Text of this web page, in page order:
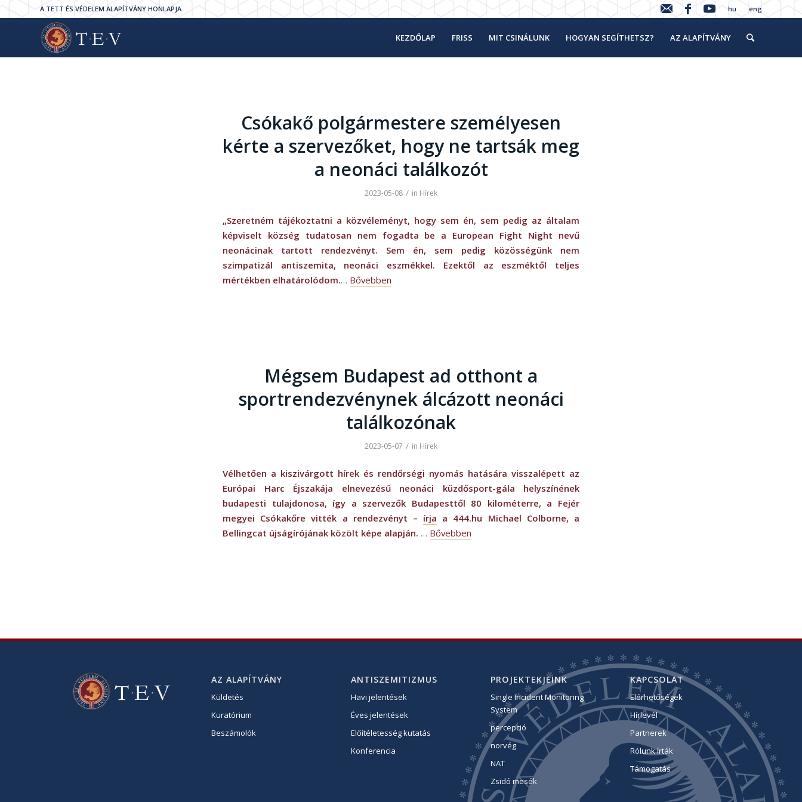
hu eng
A TETT ÉS VÉDELEM ALAPÍTVÁNY HONLAPJA
KEZDŐLAP FRISS MIT CSINÁLUNK HOGYAN SEGÍTHETSZ? AZ ALAPÍTVÁNY
Csókakő polgármestere személyesen
kérte a szervezőket, hogy ne tartsák meg
a neonáci találkozót
2023-05-08 / in Hírek
„Szeretném tájékoztatni a közvéleményt, hogy sem én, sem pedig az általam
képviselt község tudatosan nem fogadta be a European Fight Night nevű
neonácinak tartott rendezvényt. Sem én, sem pedig közösségünk nem
szimpatizál antiszemita, neonáci eszmékkel. Ezektől az eszméktől teljes
mértékben elhatárolódom.… Bővebben
Mégsem Budapest ad otthont a
sportrendezvénynek álcázott neonáci
találkozónak
2023-05-07 / in Hírek
Vélhetően a kiszivárgott hírek és rendőrségi nyomás hatására visszalépett az
Európai Harc Éjszakája elnevezésű neonáci küzdősport-gála helyszínének
budapesti tulajdonosa, így a szervezők Budapesttől 80 kilométerre, a Fejér
megyei Csókakőre vitték a rendezvényt – írja a 444.hu Michael Colborne, a
Bellingcat újságírójának közölt képe alapján. … Bővebben
AZ ALAPÍTVÁNY
Küldetés
Kuratórium
Beszámolók
ANTISZEMITIZMUS
Havi jelentések
Éves jelentések
Előítéletesség kutatás
Konferencia
PROJEKTEKJEINK
Single Incident Monitoring
System
percepció
norvég
NAT
Zsidó mesék
KAPCSOLAT
Elérhetőségek
Hírlevél
Partnerek
Rólunk írták
Támogatás